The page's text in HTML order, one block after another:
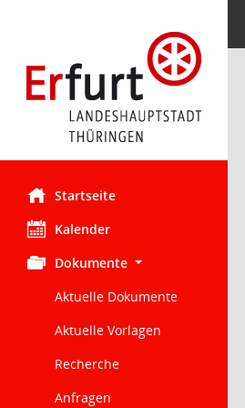
Startseite
Kalender
Dokumente
Aktuelle Dokumente
Aktuelle Vorlagen
Recherche
Anfragen